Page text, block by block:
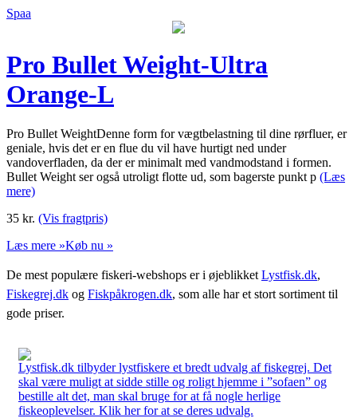
Spaa
Pro Bullet Weight-Ultra
Orange-L
Pro Bullet WeightDenne form for vægtbelastning til dine rørfluer, er
geniale, hvis det er en flue du vil have hurtigt ned under
vandoverfladen, da der er minimalt med vandmodstand i formen.
Bullet Weight ser også utroligt flotte ud, som bagerste punkt p (Læs
mere)
35 kr. (Vis fragtpris)
Læs mere »Køb nu »
De mest populære fiskeri-webshops er i øjeblikket Lystfisk.dk,
Fiskegrej.dk og Fiskpåkrogen.dk, som alle har et stort sortiment til
gode priser.
Lystfisk.dk tilbyder lystfiskere et bredt udvalg af fiskegrej. Det
skal være muligt at sidde stille og roligt hjemme i ”sofaen” og
bestille alt det, man skal bruge for at få nogle herlige
fiskeoplevelser. Klik her for at se deres udvalg.